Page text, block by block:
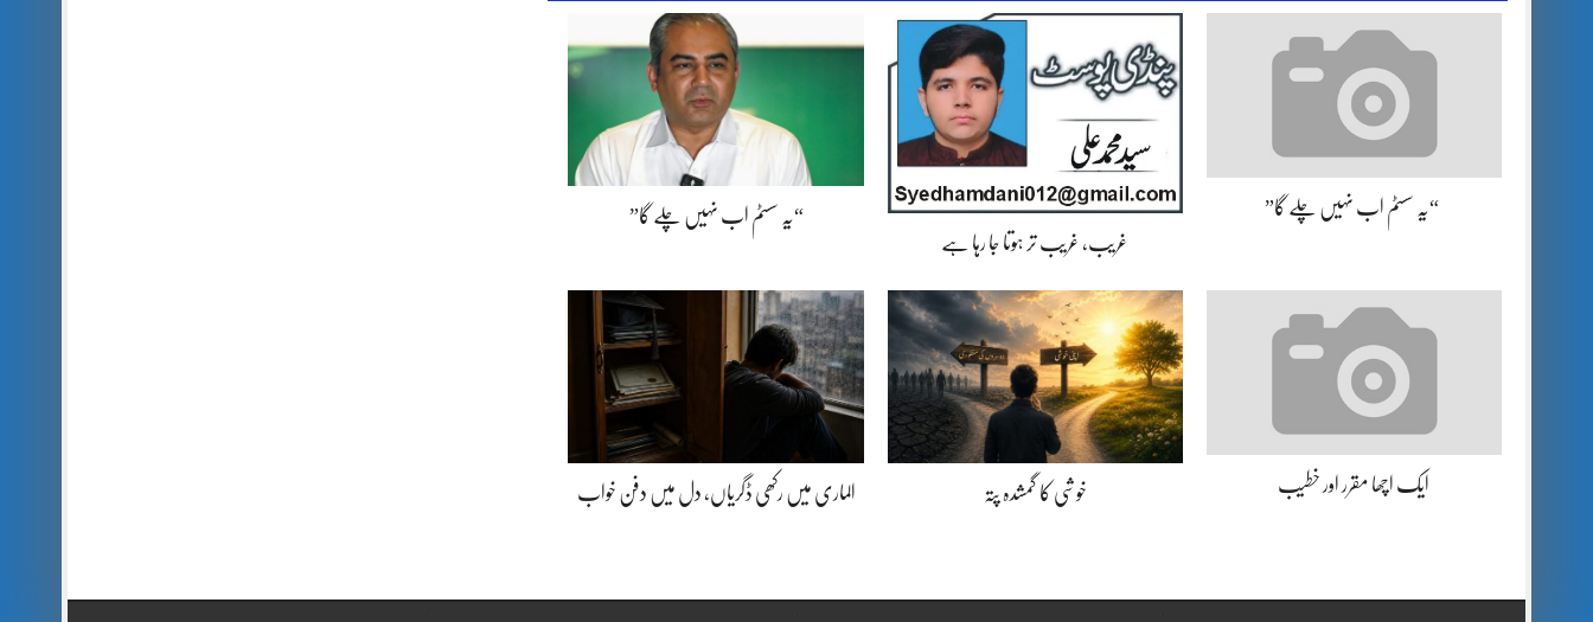
“یہ سسٹم اب نہیں چلے گا”
غریب، غریب تر ہوتا جا رہا ہے
“یہ سسٹم اب نہیں چلے گا”
ایک اچھا مقرر اور خطیب خوشی کا گمشدہ پتہ الماری میں رکھی ڈگریاں، دل میں دفن خواب